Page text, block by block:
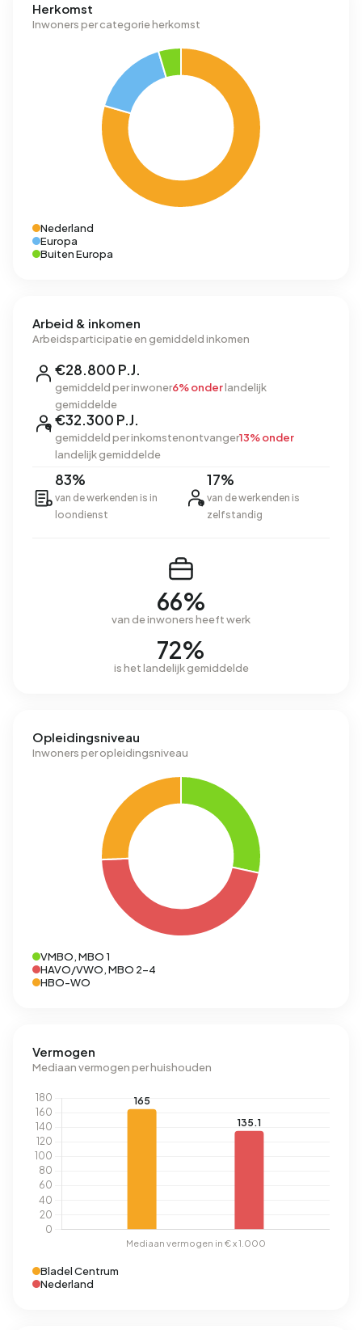
Herkomst
Inwoners per categorie herkomst
Nederland
Europa
Buiten Europa
Arbeid & inkomen
Arbeidsparticipatie en gemiddeld inkomen
€28.800 P.J.
gemiddeld per inwoner6% onderlandelijk
gemiddelde
€32.300 P.J.
gemiddeld per inkomstenontvanger13% onder
landelijk gemiddelde
83%
van de werkenden is in
loondienst
17%
van de werkenden is
zelfstandig
66%
van de inwoners heeft werk
72%
is het landelijk gemiddelde
Opleidingsniveau
Inwoners per opleidingsniveau
VMBO, MBO 1
HAVO/VWO, MBO 2-4
HBO-WO
Vermogen
Mediaan vermogen per huishouden
Bladel Centrum
Nederland